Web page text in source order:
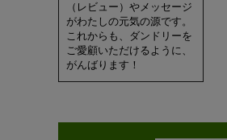
（レビュー）やメッセージ
がわたしの元気の源です。
これからも、ダンドリーを
ご愛顧いただけるように、
がんばります！